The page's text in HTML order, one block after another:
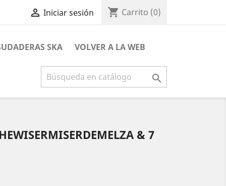
 Iniciar sesión shopping_cart Carrito (0)
SKA VOLVER A LA WEB

& 7